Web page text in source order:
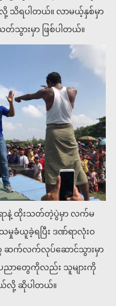
သိရပါတယ်။ လာမယ့်နှစ်မှာ
တ်သွားမှာ ဖြစ်ပါတယ်။
ာနဲ့ ထိုးသတ်တဲ့ပွဲမှာ လက်မ
ခံယူခဲ့ရပြီး ဒဏ်ရာလုံးဝ
ဆက်လက်လုပ်ဆောင်သွားမှာ
း ပညာတွေကိုလည်း သူများကို
ယ်လို့ ဆိုပါတယ်။